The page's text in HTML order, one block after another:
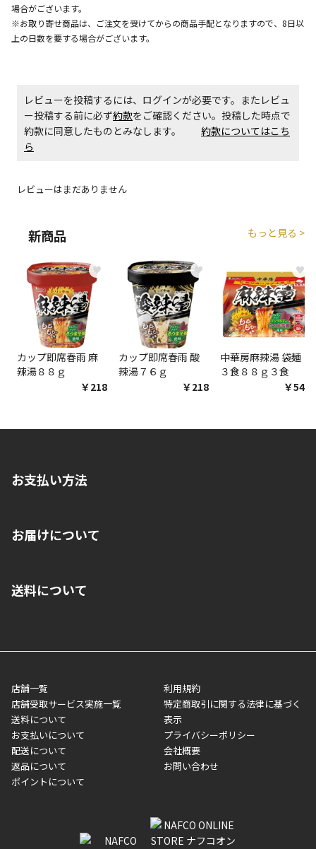
設置工事代金も含まれた商品です
商品購入個数ごとに送料がかかる商品です
場合がございます。
※お取り寄せ商品は、ご注文を受けてからの商品手配となりますので、8日以
上の日数を要する場合がございます。
レビューを投稿するには、ログインが必要です。またレビュ
ー投稿する前に必ず約款をご確認ください。投稿した時点で
約款に同意したものとみなします。 約款についてはこち
ら
レビューはまだありません
新商品 もっと見る >
♥
カップ即席春雨 麻
辣湯８８ｇ
￥218
♥
カップ即席春雨 酸
辣湯７６ｇ
￥218
♥
中華房麻辣湯 袋麺
３食８８ｇ３食
￥548
お支払い方法
いいただくことはできません。ご了承ください。
■代金引換(代引)※手数料がかかります
■商品によっては一部決済方法が使用できない場合がございま
す。
お届けについて
ご注文が確認出来次第、1～4営業日に発送いたします。「お取り
業日にてお引渡しとなります。(離島などの場合、例外もあります)
メーカー直送品など一部商品については、その他商品との購入に
制限がかかる場合がございます。また発送日についても、通常と
異なる場合がございます。対象商品の説明ページをご確認くださ
い。
■店舗受取をご選択いただいた場合
ご注文が確認出来次第、お受取される店舗在庫を使用してご準備
をさせていただきます。店舗に在庫がない場合は店舗よりお取り
いただく場合がございます。店舗準備でのお渡しとなる為、商品
のみの受け渡しとなります。（箱や納品書は付属しておりませ
送料について
店舗一覧
店舗受取サービス実施一覧
送料について
お支払いについて
配送について
返品について
ポイントについて
利用規約
特定商取引に関する法律に基づく
表示
プライバシーポリシー
会社概要
お問い合わせ